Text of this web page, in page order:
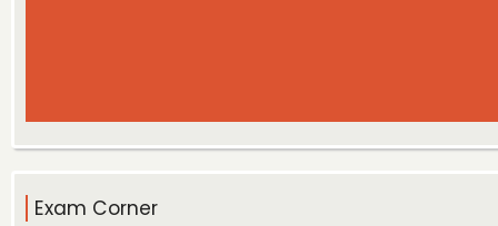
Exam Corner